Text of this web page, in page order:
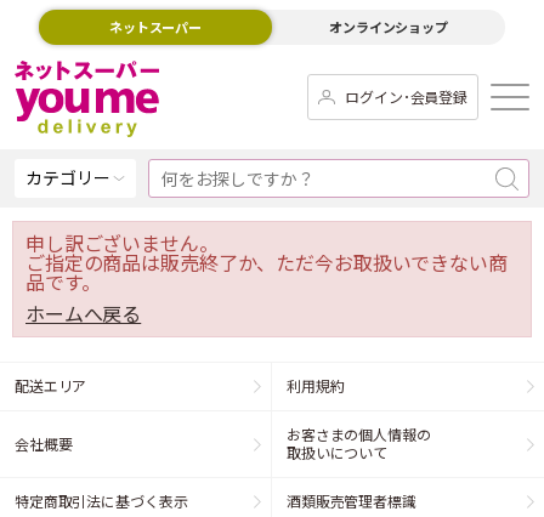
ネットスーパー オンラインショップ
ログイン･会員登録
カテゴリー
申し訳ございません。
ご指定の商品は販売終了か、ただ今お取扱いできない商
品です。
ホームへ戻る
配送エリア 利用規約
会社概要
お客さまの個人情報の
取扱いについて
特定商取引法に基づく表示 酒類販売管理者標識